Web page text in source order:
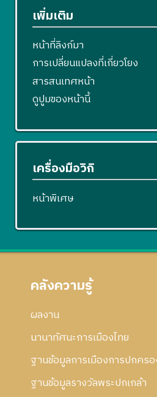
เพิ่มเติม
หน้าที่ลิงก์มา
การเปลี่ยนแปลงที่เกี่ยวโยง
สารสนเทศหน้า
ดูปูมของหน้านี้
เครื่องมือวิกิ
หน้าพิเศษ
คลังความรู้
ผลงาน
นานาทัศนะการเมืองไทย
ฐานข้อมูลการเมืองการปกคร
ฐานข้อมูลรางวัลพระปกเกล้า